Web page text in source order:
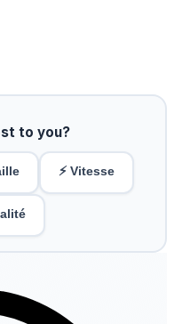
to you?
⚡ Vitesse